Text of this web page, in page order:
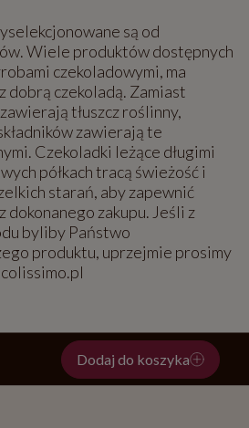
są od
Wiele produktów dostępnych
czekoladowymi, ma
dobrą czekoladą. Zamiast
tłuszcz roślinny,
zawierają te
Czekoladki leżące długimi
półkach tracą świeżość i
starań, aby zapewnić
dokonanego zakupu. Jeśli z
byliby Państwo
produktu, uprzejmie prosimy
Dodaj do koszyka